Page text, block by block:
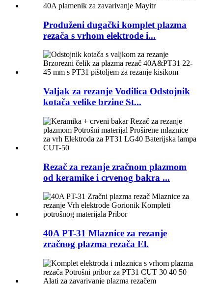
Produženi dugački komplet plazma
rezača s vrhom elektrode i...
Valjak za rezanje Vodilica Odstojnik
kotača velike brzine St...
Rezač za rezanje zračnom plazmom
od keramike i crvenog bakra ...
40A PT-31 Mlaznice za rezanje
zračnog plazma rezača El.